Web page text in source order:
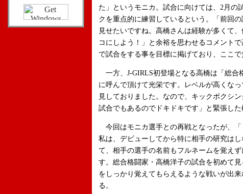
た」というモニカ。試合に向けては、2月の
クを重点的に練習しているという。「前回
見せたいですね。高橋さんは経験が多くて
コにしよう！」と余裕を思わせるコメント
で試合をする事を目標に掲げており、ここで
一方、J-GIRLS初登場となる高橋は「総合
に呼んで頂けて光栄です。レベルが高くな
見しておりました。なので、キックボクシ
試合でもあるのでドキドキです」と緊張した
今回はモニカ選手との再戦となったが、「
私は、デビューしてから特に相手の研究は
て、相手の選手の名前もフルネームを覚え
す。総合格闘家・高橋洋子の試合を初めて
をしっかり覚えてもらえるような戦いが出
る。